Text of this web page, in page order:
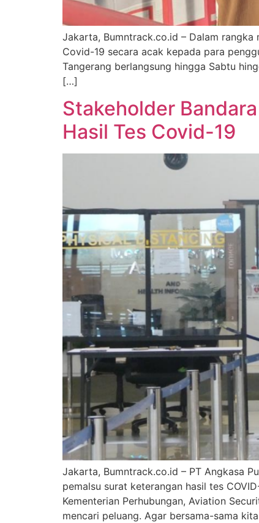
Jakarta, Bumntrack.co.id – Dalam rangka
Covid-19 secara acak kepada para
Tangerang berlangsung hingga Sabtu
[…]
Stakeholder
Hasil Tes Covid-19
Jakarta, Bumntrack.co.id – PT Angkasa
pemalsu surat keterangan hasil tes
Kementerian Perhubungan, Aviation
mencari peluang. Agar bersama-sama